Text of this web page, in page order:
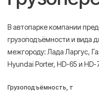
В автопарке компании
грузоподъёмности и вида
межгороду: Лада Ларгус,
Hyundai Porter, HD-65 и
Грузоподъёмность, т